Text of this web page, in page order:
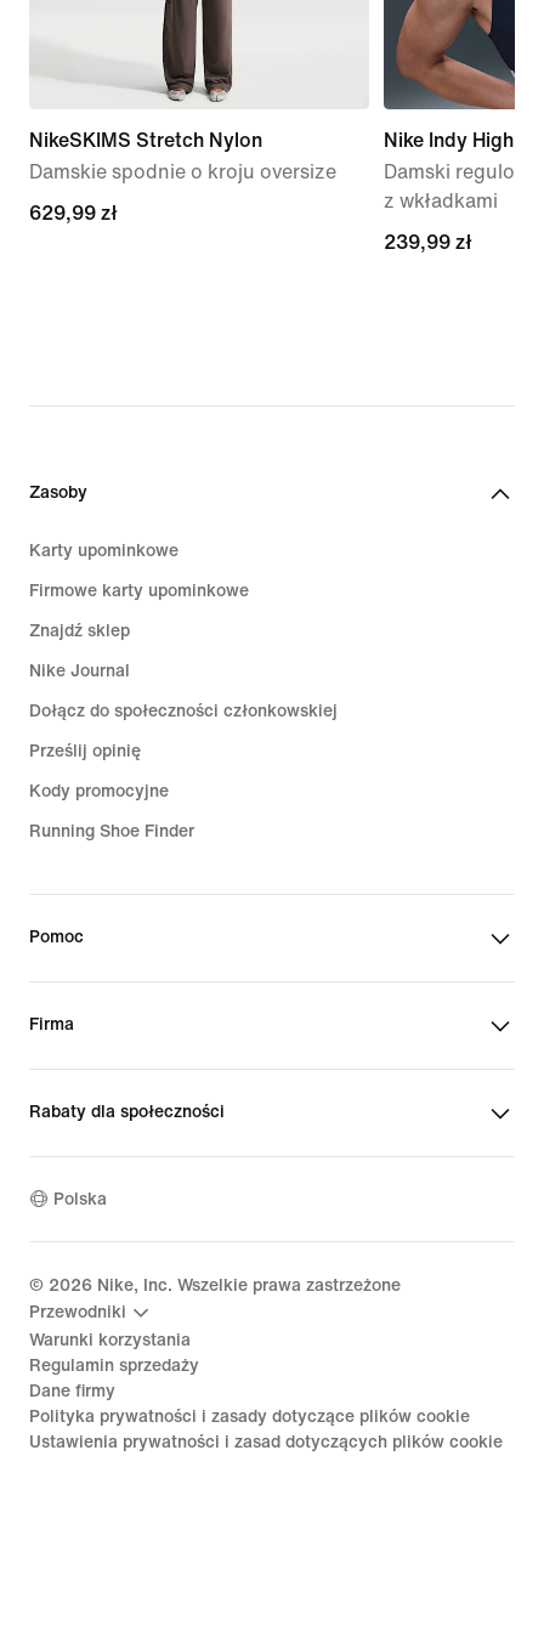
NikeSKIMS Stretch Nylon
Damskie spodnie o kroju oversize
629,99 zł
629,99 zł
Nike Indy High
Damski
z wkładkami
239,99 zł
239,99 zł
Zasoby
Karty upominkowe
Firmowe karty upominkowe
Znajdź sklep
Nike Journal
Dołącz do społeczności członkowskiej
Prześlij opinię
Kody promocyjne
Running Shoe Finder
Pomoc
Firma
Rabaty dla społeczności
Polska
© 2026 Nike, Inc. Wszelkie prawa zastrzeżone
Przewodniki
Warunki korzystania
Regulamin sprzedaży
Dane firmy
Polityka prywatności i zasady dotyczące plików cookie
Ustawienia prywatności i zasad dotyczących plików cookie